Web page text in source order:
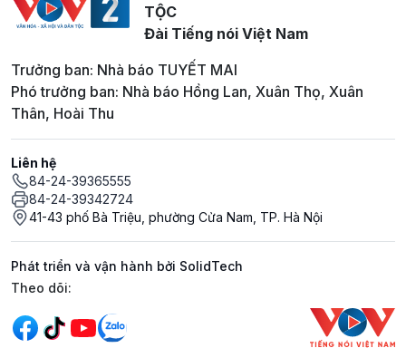
TỘC
Đài Tiếng nói Việt Nam
Trưởng ban: Nhà báo TUYẾT MAI
Phó trưởng ban: Nhà báo Hồng Lan, Xuân Thọ, Xuân
Thân, Hoài Thu
Liên hệ
84-24-39365555
84-24-39342724
41-43 phố Bà Triệu, phường Cửa Nam, TP. Hà Nội
Phát triển và vận hành bởi SolidTech
Mạng xã hội
Theo dõi: